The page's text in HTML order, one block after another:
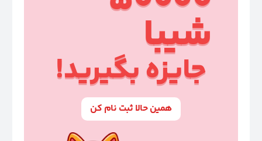
شیبا
جایزه بگیرید!
همین حالا ثبت نام کن